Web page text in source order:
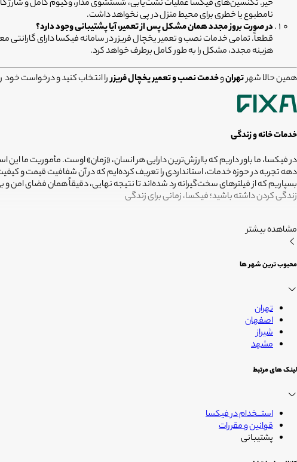
نامطبوع یا خطری برای محیط منزل در پی نخواهد داشت.
در صورت بروز مجدد همان مشکل پس از تعمیر، آیا پشتیبانی وجود دارد؟
هزینه مجدد، مشکل را به طور کامل برطرف خواهد کرد.
همین حالا شهرتهرانوخدمت نصب و تعمیر یخچال فریزررا انتخاب کنید و درخواست خود
خدمات خانه و زندگی
در فیکسا، ما باور داریم که باارزش‌ترین دارایی هر انسان، «زمان» اوست. مأموریت ما
دهه تجربه در حوزه خدمات، استانداردی را تعریف کرده‌ایم که در آن شفافیت قیمت
بسپاریم که از فیلترهای سخت‌گیرانه رد شده‌اند تا نتیجه نهایی، دقیقاً همان فضای
زندگی کردن داشته باشید؛ فیکسا، زمانی برای زندگی
مشاهده بیشتر
محبوب ترین شهر ها
تهران
اصفهان
شیراز
مشهد
لینک های مرتبط
استــخدام در فیکسا
قوانین و مقررات
پشتیبانی